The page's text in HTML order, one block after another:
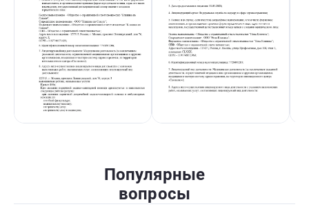
Популярные
вопросы